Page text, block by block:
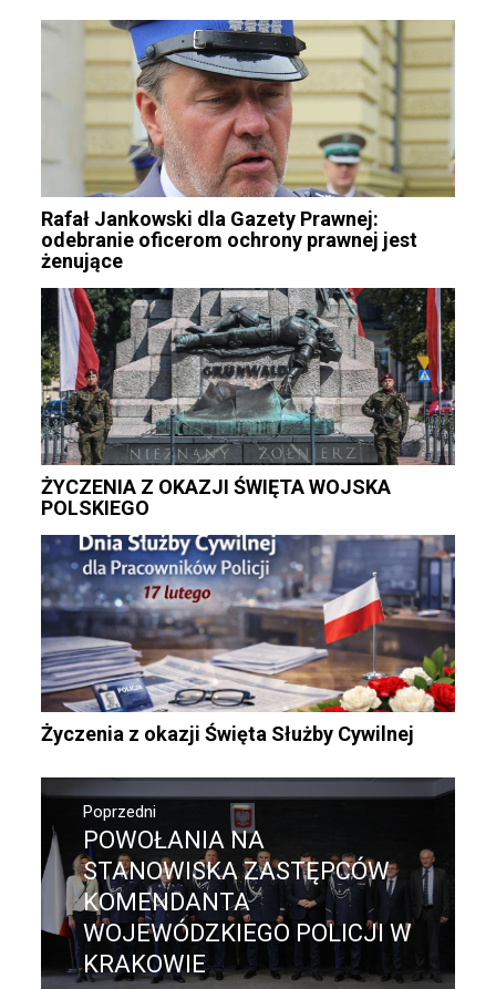
Rafał Jankowski dla Gazety Prawnej:
odebranie oficerom ochrony prawnej jest
żenujące
ŻYCZENIA Z OKAZJI ŚWIĘTA WOJSKA
POLSKIEGO
Życzenia z okazji Święta Służby Cywilnej
Nawigacja
wpisuPoprzedni
Poprzedni
wpis:
POWOŁANIA NA
STANOWISKA ZASTĘPCÓW
KOMENDANTA
WOJEWÓDZKIEGO POLICJI W
KRAKOWIE